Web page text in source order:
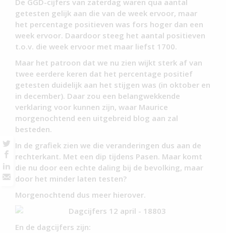
De GGD-cijfers van zaterdag waren qua aantal
getesten gelijk aan die van de week ervoor, maar
het percentage positieven was fors hoger dan een
week ervoor. Daardoor steeg het aantal positieven
t.o.v. die week ervoor met maar liefst 1700.
Maar het patroon dat we nu zien wijkt sterk af van
twee eerdere keren dat het percentage positief
getesten duidelijk aan het stijgen was (in oktober en
in december). Daar zou een belangwekkende
verklaring voor kunnen zijn, waar Maurice
morgenochtend een uitgebreid blog aan zal
besteden.
In de grafiek zien we die veranderingen dus aan de
rechterkant. Met een dip tijdens Pasen. Maar komt
die nu door een echte daling bij de bevolking, maar
door het minder laten testen?
Morgenochtend dus meer hierover.
En de dagcijfers zijn: